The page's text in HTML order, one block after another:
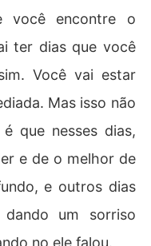
você encontre o
ter dias que você
Você vai estar
Mas isso não
que nesses dias,
e de o melhor de
e outros dias
dando um sorriso
no ele falou.